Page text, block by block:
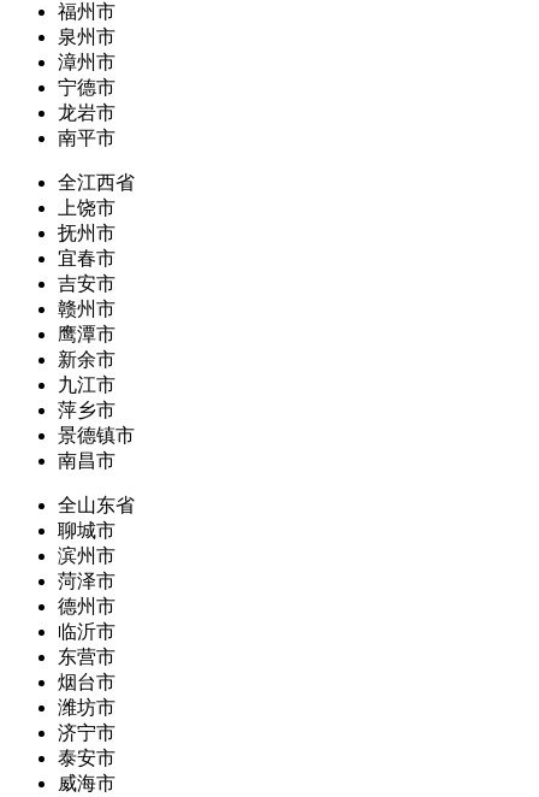
福州市
泉州市
漳州市
宁德市
龙岩市
南平市
全江西省
上饶市
抚州市
宜春市
吉安市
赣州市
鹰潭市
新余市
九江市
萍乡市
景德镇市
南昌市
全山东省
聊城市
滨州市
菏泽市
德州市
临沂市
东营市
烟台市
潍坊市
济宁市
泰安市
威海市